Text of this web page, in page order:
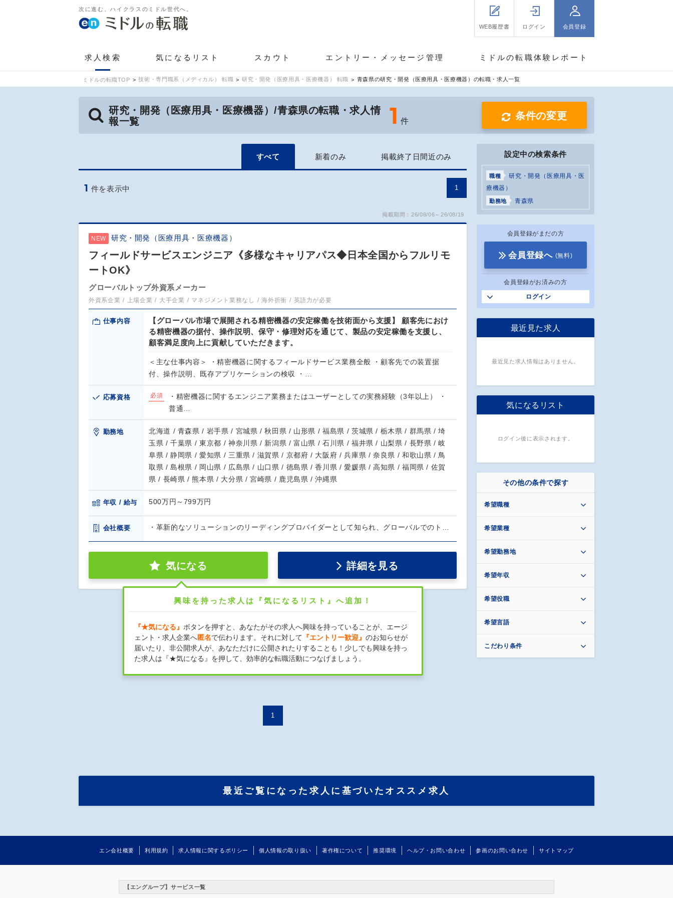
次に進む、ハイクラスのミドル世代へ。
WEB履歴書 ログイン 会員登録
求人検索 気になるリスト スカウト エントリー・メッセージ管理 ミドルの転職体験レポート
ミドルの転職TOP 技術・専門職系（メディカル） 転職 研究・開発（医療用具・医療機器） 転職 青森県の研究・開発（医療用具・医療機器）の転職・求人一覧
研究・開発（医療用具・医療機器）/青森県の転職・求人情
報一覧
1 件 条件の変更
すべて 新着のみ 掲載終了日間近のみ
1 件を表示中 1
掲載期間：26/08/06～26/08/19
NEW 研究・開発（医療用具・医療機器）
フィールドサービスエンジニア《多様なキャリアパス◆日本全国からフルリモ
ートOK》
グローバルトップ外資系メーカー
外資系企業 上場企業 大手企業 マネジメント業務なし 海外折衝 英語力が必要
仕事内容
【グローバル市場で展開される精密機器の安定稼働を技術面から支援】 顧客先におけ
る精密機器の据付、操作説明、保守・修理対応を通じて、製品の安定稼働を支援し、
顧客満足度向上に貢献していただきます。
＜主な仕事内容＞ ・精密機器に関するフィールドサービス業務全般 ・顧客先での装置据
付、操作説明、既存アプリケーションの検収 ・…
応募資格 必須
・精密機器に関するエンジニア業務またはユーザーとしての実務経験（3年以上） ・
普通…
勤務地
北海道 / 青森県 / 岩手県 / 宮城県 / 秋田県 / 山形県 / 福島県 / 茨城県 / 栃木県 / 群馬県 / 埼
玉県 / 千葉県 / 東京都 / 神奈川県 / 新潟県 / 富山県 / 石川県 / 福井県 / 山梨県 / 長野県 / 岐
阜県 / 静岡県 / 愛知県 / 三重県 / 滋賀県 / 京都府 / 大阪府 / 兵庫県 / 奈良県 / 和歌山県 / 鳥
取県 / 島根県 / 岡山県 / 広島県 / 山口県 / 徳島県 / 香川県 / 愛媛県 / 高知県 / 福岡県 / 佐賀
県 / 長崎県 / 熊本県 / 大分県 / 宮崎県 / 鹿児島県 / 沖縄県
年収 / 給与 500万円～799万円
会社概要 ・革新的なソリューションのリーディングプロバイダーとして知られ、グローバルでのト…
気になる 詳細を見る
興味を持った求人は『気になるリスト』へ追加！
『★気になる』 ボタンを押すと、あなたがその求人へ興味を持っていることが、エージ
ェント・求人企業へ匿名で伝わります。それに対して 『エントリー歓迎』 のお知らせが
届いたり、非公開求人が、あなただけに公開されたりすることも！少しでも興味を持っ
た求人は『★気になる』を押して、効率的な転職活動につなげましょう。
1
設定中の検索条件
職種
研究・開発（医療用具・医
療機器）
勤務地 青森県
会員登録がまだの方
会員登録へ (無料)
会員登録がお済みの方
ログイン
最近見た求人
最近見た求人情報はありません。
気になるリスト
ログイン後に表示されます。
その他の条件で探す
希望職種
希望業種
希望勤務地
希望年収
希望役職
希望言語
こだわり条件
最近ご覧になった求人に基づいたオススメ求人
エン会社概要 利用規約 求人情報に関するポリシー 個人情報の取り扱い 著作権について 推奨環境 ヘルプ・お問い合わせ 参画のお問い合わせ サイトマップ
【エングループ】サービス一覧